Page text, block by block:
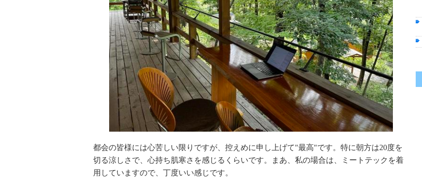
都会の皆様には心苦しい限りですが、控えめに申し上げて"最高"です。特に朝方は20度を
切る涼しさで、心持ち肌寒さを感じるくらいです。まあ、私の場合は、ミートテックを着
用していますので、丁度いい感じです。